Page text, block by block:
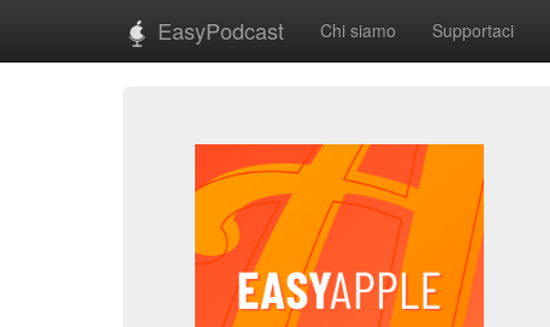
EasyPodcast Chi siamo Supportaci